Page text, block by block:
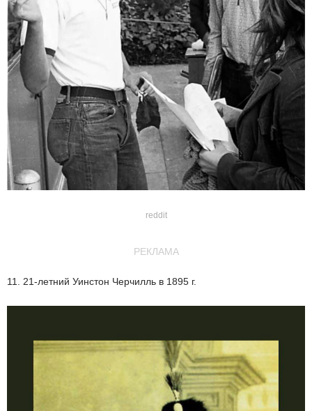
reddit
РЕКЛАМА
11. 21-летний Уинстон Черчилль в 1895 г.